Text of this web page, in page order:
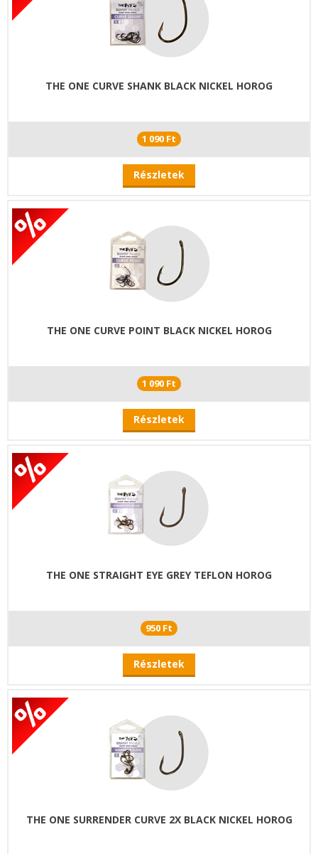
THE ONE CURVE SHANK BLACK NICKEL HOROG
1 090 Ft
Részletek
THE ONE CURVE POINT BLACK NICKEL HOROG
1 090 Ft
Részletek
THE ONE STRAIGHT EYE GREY TEFLON HOROG
950 Ft
Részletek
THE ONE SURRENDER CURVE 2X BLACK NICKEL HOROG